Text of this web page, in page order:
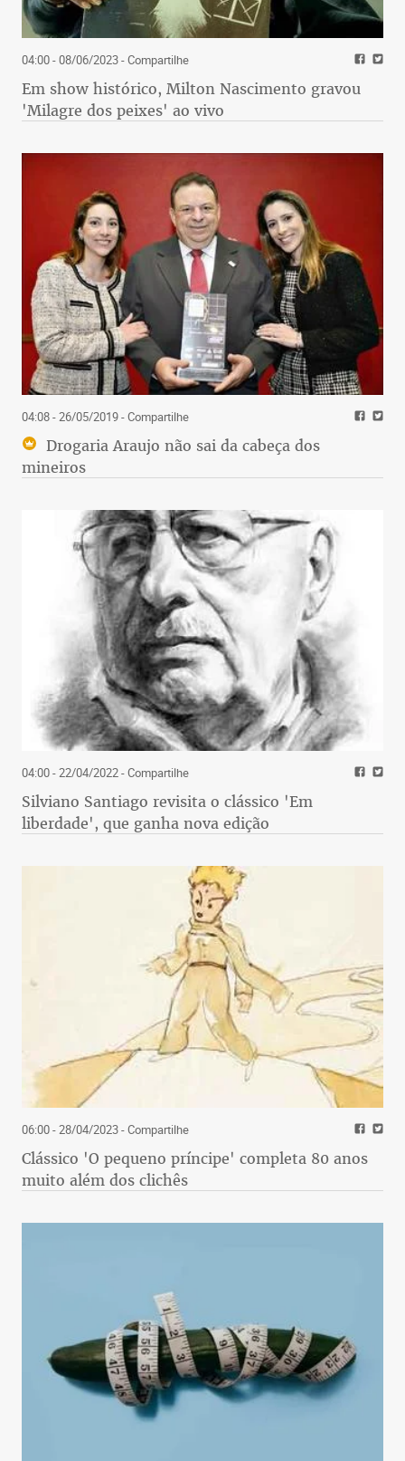
04:00 - 08/06/2023- Compartilhe
Em show histórico, Milton Nascimento gravou
'Milagre dos peixes' ao vivo
04:08 - 26/05/2019- Compartilhe
Drogaria Araujo não sai da cabeça dos
mineiros
04:00 - 22/04/2022- Compartilhe
Silviano Santiago revisita o clássico 'Em
liberdade', que ganha nova edição
06:00 - 28/04/2023- Compartilhe
Clássico 'O pequeno príncipe' completa 80 anos
muito além dos clichês